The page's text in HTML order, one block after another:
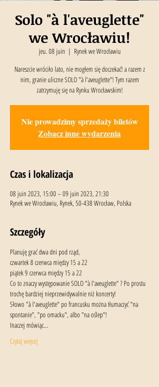
Solo "à l'aveuglette"
we Wrocławiu!
jeu. 08 juin
  |
Rynek we Wrocławiu
Nareszcie wróciło lato, nie mogłem się doczekać! a razem z
nim, granie uliczne SOLO "à l'aveuglette"! Tym razem
zatrzymuję się na Rynku Wrocławskim!
Nie prowadzimy sprzedaży biletów
Zobacz inne wydarzenia
Czas i lokalizacja
08 juin 2023, 15:00 – 09 juin 2023, 21:30
Rynek we Wrocławiu, Rynek, 50-438 Wrocław, Polska
Szczegóły
Planuję grać dwa dni pod rząd,
czwartek 8 czerwca między 15 a 22
piątek 9 czerwca między 15 a 22
Co to znaczy występowanie SOLO "à l'aveuglette" ? Po prostu
trochę bardziej nieprzewidywalnie niż koncerty!
Słowo "à l'aveuglette" po francusku można tłumaczyć "na
spontanie", "po omacku", albo "na oślep"!
Inaczej mówiąc...
Czytaj więcej